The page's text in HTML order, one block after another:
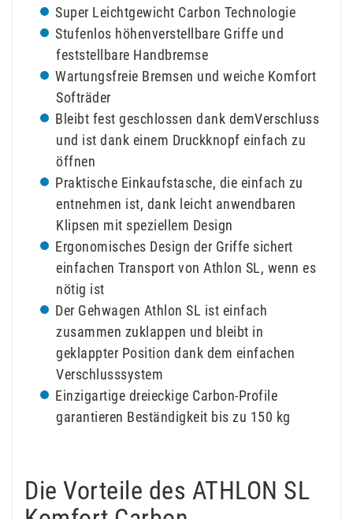
Super Leichtgewicht Carbon Technologie
Stufenlos höhenverstellbare Griffe und
feststellbare Handbremse
Wartungsfreie Bremsen und weiche Komfort
Softräder
Bleibt fest geschlossen dank demVerschluss
und ist dank einem Druckknopf einfach zu
öffnen
Praktische Einkaufstasche, die einfach zu
entnehmen ist, dank leicht anwendbaren
Klipsen mit speziellem Design
Ergonomisches Design der Griffe sichert
einfachen Transport von Athlon SL, wenn es
nötig ist
Der Gehwagen Athlon SL ist einfach
zusammen zuklappen und bleibt in
geklappter Position dank dem einfachen
Verschlusssystem
Einzigartige dreieckige Carbon-Profile
garantieren Beständigkeit bis zu 150 kg
Die Vorteile des ATHLON SL